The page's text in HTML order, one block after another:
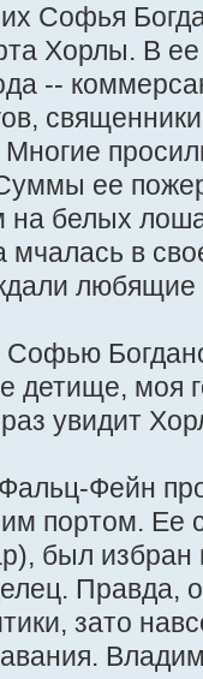
Софья
Хорлы. В
--
ее
на белых
мчалась в
любящие
Софью
детище, моя
увидит
Фейн
портом. Ее
был избран
Правда,
зато